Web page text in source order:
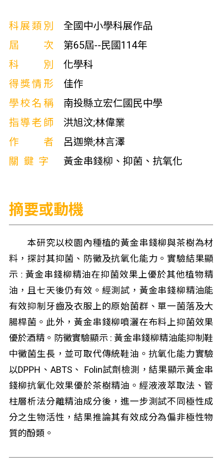
科展類別
全國中小學科展作品
屆次
第65屆--民國114年
科別
化學科
得獎情形
佳作
學校名稱
南投縣立宏仁國民中學
指導老師
洪旭汶;林偉業
作者
呂迦樂;林言澤
關鍵字
黃金串錢柳、抑菌、抗氧化
摘要或動機
本研究以校園內種植的黃金串錢柳與茶樹為材
料，探討其抑菌、防黴及抗氧化能力。實驗結果顯
示 : 黃金串錢柳精油在抑菌效果上優於其他植物精
油，且七天後仍有效。經測試，黃金串錢柳精油能
有效抑制牙齒及衣服上的原始菌群、單一菌落及大
腸桿菌。此外，黃金串錢柳噴灑在布料上抑菌效果
優於酒精。防黴實驗顯示 : 黃金串錢柳精油能抑制鞋
中黴菌生長，並可取代傳統鞋油。抗氧化能力實驗
以DPPH、ABTS、 Folin試劑檢測，結果顯示黃金串
錢柳抗氧化效果優於茶樹精油。經液液萃取法、管
柱層析法分離精油成分後，進一步測試不同極性成
分之生物活性，結果推論其有效成分為偏非極性物
質的酚類。